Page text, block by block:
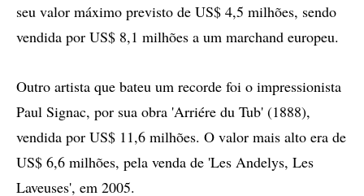
seu valor máximo previsto de US$ 4,5 milhões, sendo
vendida por US$ 8,1 milhões a um marchand europeu.
Outro artista que bateu um recorde foi o impressionista
Paul Signac, por sua obra 'Arriére du Tub' (1888),
vendida por US$ 11,6 milhões. O valor mais alto era de
US$ 6,6 milhões, pela venda de 'Les Andelys, Les
Laveuses', em 2005.